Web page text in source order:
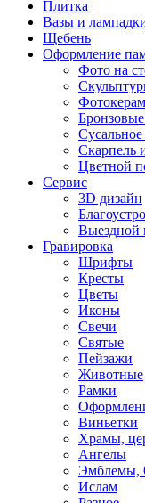
Плитка
Вазы и
Щебень
Оформление
Фото на
Сусальное
Скарпель
Цветной
Сервис
3D дизайн
Выездной
Гравировка
Шрифты
Кресты
Цветы
Иконы
Свечи
Святые
Пейзажи
Животные
Рамки
Виньетки
Храмы,
Ангелы
Эмблемы,
Ислам